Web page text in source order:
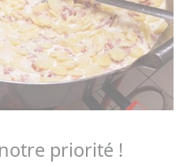
priorité !